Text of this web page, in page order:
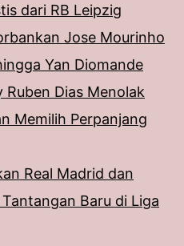
dari RB Leipzig
Jose Mourinho
Yan Diomande
Dias Menolak
Memilih Perpanjang
Real Madrid dan
Baru di Liga